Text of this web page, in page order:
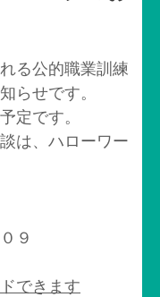
る公的職業訓練
らせです。
定です。
は、ハローワー
９
できます